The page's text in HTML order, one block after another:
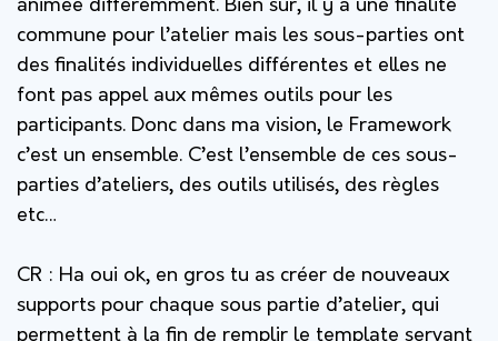
animée différemment. Bien sûr, il y a une finalité
commune pour l’atelier mais les sous-parties ont
des finalités individuelles différentes et elles ne
font pas appel aux mêmes outils pour les
participants. Donc dans ma vision, le Framework
c’est un ensemble. C’est l’ensemble de ces sous-
parties d’ateliers, des outils utilisés, des règles
etc…
CR : Ha oui ok, en gros tu as créer de nouveaux
supports pour chaque sous partie d’atelier, qui
permettent à la fin de remplir le template servant